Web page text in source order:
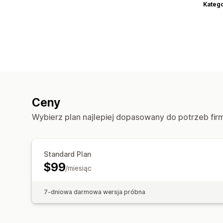
Ceny
Wybierz plan najlepiej dopasowany do potrzeb
Standard Plan
$99/miesiąc
7-dniowa darmowa wersja próbna